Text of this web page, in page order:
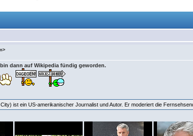
dann auf Wikipedia fündig geworden.
ist ein US-amerikanischer Journalist und Autor. Er moderiert die